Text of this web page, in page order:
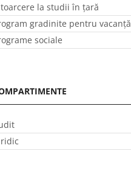
la studii în ţară
gradinite pentru vacanţă
sociale